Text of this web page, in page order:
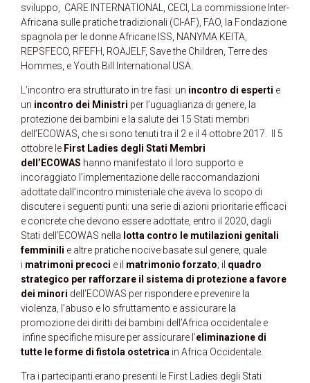
sviluppo, CARE INTERNATIONAL, CECI, La commissione Inter-
Africana sulle pratiche tradizionali (CI-AF), FAO, la Fondazione
spagnola per le donne Africane ISS, NANYMA KEITA,
REPSFECO, RFEFH, ROAJELF, Save the Children, Terre des
Hommes, e Youth Bill International USA.
L’incontro era strutturato in tre fasi: un incontro di esperti e
un incontro dei Ministri per l’uguaglianza di genere, la
protezione dei bambini e la salute dei 15 Stati membri
dell’ECOWAS, che si sono tenuti tra il 2 e il 4 ottobre 2017. Il 5
ottobre le First Ladies degli Stati Membri
dell’ECOWAS hanno manifestato il loro supporto e
incoraggiato l’implementazione delle raccomandazioni
adottate dall’incontro ministeriale che aveva lo scopo di
discutere i seguenti punti: una serie di azioni prioritarie efficaci
e concrete che devono essere adottate, entro il 2020, dagli
Stati dell’ECOWAS nella lotta contro le mutilazioni genitali
femminili e altre pratiche nocive basate sul genere, quale
i matrimoni precoci e il matrimonio forzato; il quadro
strategico per rafforzare il sistema di protezione a favore
dei minori dell’ECOWAS per rispondere e prevenire la
violenza, l’abuso e lo sfruttamento e assicurare la
promozione dei diritti dei bambini dell’Africa occidentale e
infine specifiche misure per assicurare l’eliminazione di
tutte le forme di fistola ostetrica in Africa Occidentale.
Tra i partecipanti erano presenti le First Ladies degli Stati